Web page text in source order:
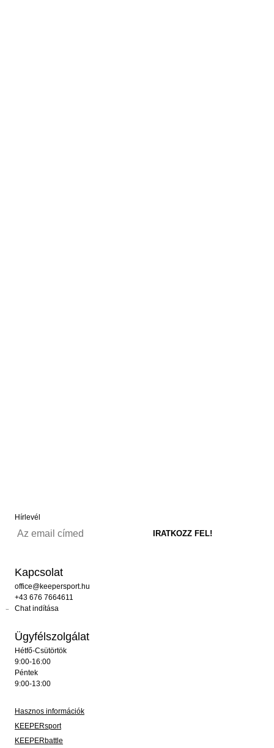
Hírlevél
Kapcsolat
office@keepersport.hu
+43 676 7664611
Chat indítása
Ügyfélszolgálat
Hétfő-Csütörtök
9:00-16:00
Péntek
9:00-13:00
Hasznos információk
KEEPERsport
KEEPERbattle